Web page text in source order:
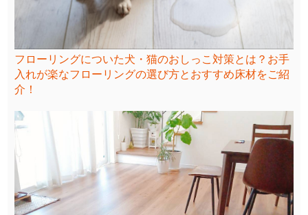
フローリングについた犬・猫のおしっこ対策とは？お手
入れが楽なフローリングの選び方とおすすめ床材をご紹
介！